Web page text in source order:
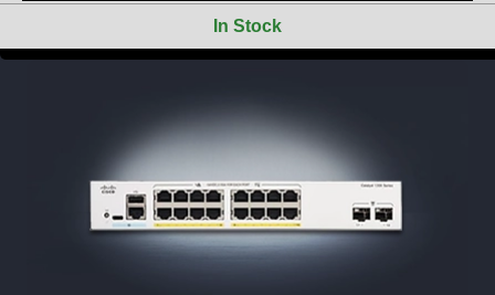
In Stock